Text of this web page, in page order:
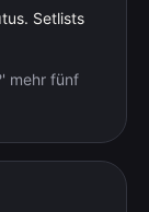
Setlists
mehr fünf